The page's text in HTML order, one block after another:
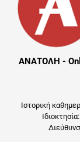
ΑΝΑΤΟΛΗ -
Ιστορική